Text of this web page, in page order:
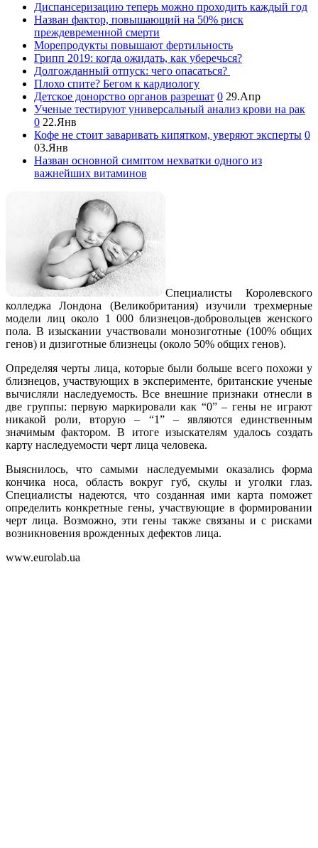
Диспансеризацию теперь можно проходить каждый год
Назван фактор, повышающий на 50% риск
преждевременной смерти
Морепродукты повышают фертильность
Грипп 2019: когда ожидать, как уберечься?
Долгожданный отпуск: чего опасаться?
Плохо спите? Бегом к кардиологу
Детское донорство органов разрешат 0 29.Апр
Ученые тестируют универсальный анализ крови на рак
0 22.Янв
Кофе не стоит заваривать кипятком, уверяют эксперты 0
03.Янв
Назван основной симптом нехватки одного из
важнейших витаминов
Специалисты Королевского
колледжа Лондона (Великобритания) изучили трехмерные
модели лиц около 1 000 близнецов-добровольцев женского
пола. В изыскании участвовали монозиготные (100% общих
генов) и дизиготные близнецы (около 50% общих генов).
Определяя черты лица, которые были больше всего похожи у
близнецов, участвующих в эксперименте, британские ученые
вычисляли наследуемость. Все внешние признаки отнесли в
две группы: первую маркировали как “0” – гены не играют
никакой роли, вторую – “1” – являются единственным
значимым фактором. В итоге изыскателям удалось создать
карту наследуемости черт лица человека.
Выяснилось, что самыми наследуемыми оказались форма
кончика носа, область вокруг губ, скулы и уголки глаз.
Специалисты надеются, что созданная ими карта поможет
определить конкретные гены, участвующие в формировании
черт лица. Возможно, эти гены также связаны и с рисками
возникновения врожденных дефектов лица.
www.eurolab.ua